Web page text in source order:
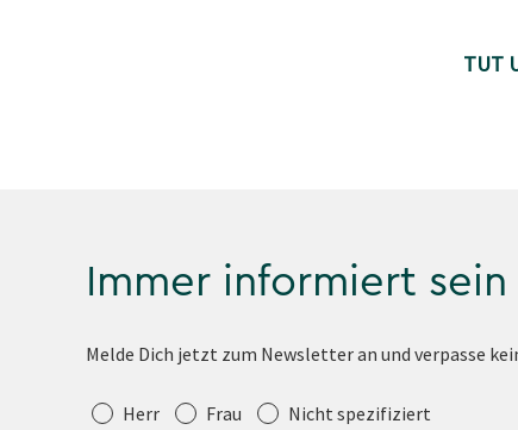
TUT
Immer informiert
Melde Dich jetzt zum Newsletter an und verpasse
Anrede
Herr Frau Nicht spezifiziert